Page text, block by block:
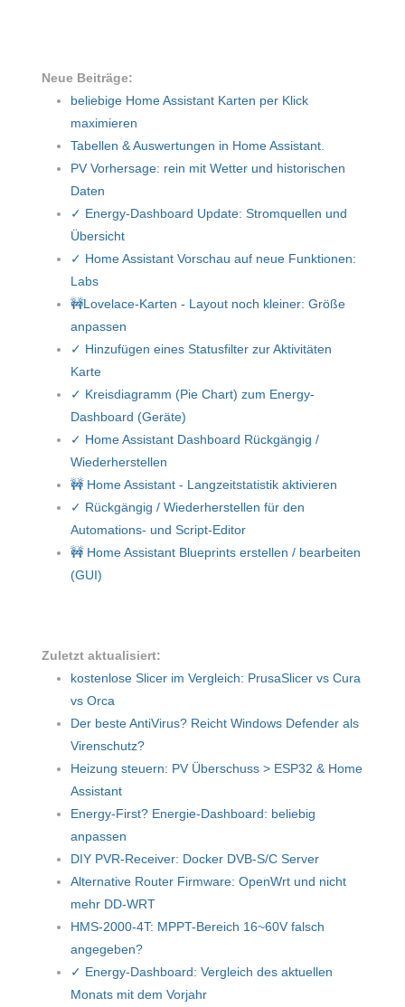
Neue Beiträge:
beliebige Home Assistant Karten per Klick
maximieren
Tabellen & Auswertungen in Home Assistant.
PV Vorhersage: rein mit Wetter und historischen
Daten
✓ Energy-Dashboard Update: Stromquellen und
Übersicht
✓ Home Assistant Vorschau auf neue Funktionen:
Labs
🚧Lovelace-Karten - Layout noch kleiner: Größe
anpassen
✓ Hinzufügen eines Statusfilter zur Aktivitäten
Karte
✓ Kreisdiagramm (Pie Chart) zum Energy-
Dashboard (Geräte)
✓ Home Assistant Dashboard Rückgängig /
Wiederherstellen
🚧 Home Assistant - Langzeitstatistik aktivieren
✓ Rückgängig / Wiederherstellen für den
Automations- und Script-Editor
🚧 Home Assistant Blueprints erstellen / bearbeiten
(GUI)
Zuletzt aktualisiert:
kostenlose Slicer im Vergleich: PrusaSlicer vs Cura
vs Orca
Der beste AntiVirus? Reicht Windows Defender als
Virenschutz?
Heizung steuern: PV Überschuss > ESP32 & Home
Assistant
Energy-First? Energie-Dashboard: beliebig
anpassen
DIY PVR-Receiver: Docker DVB-S/C Server
Alternative Router Firmware: OpenWrt und nicht
mehr DD-WRT
HMS-2000-4T: MPPT-Bereich 16~60V falsch
angegeben?
✓ Energy-Dashboard: Vergleich des aktuellen
Monats mit dem Vorjahr